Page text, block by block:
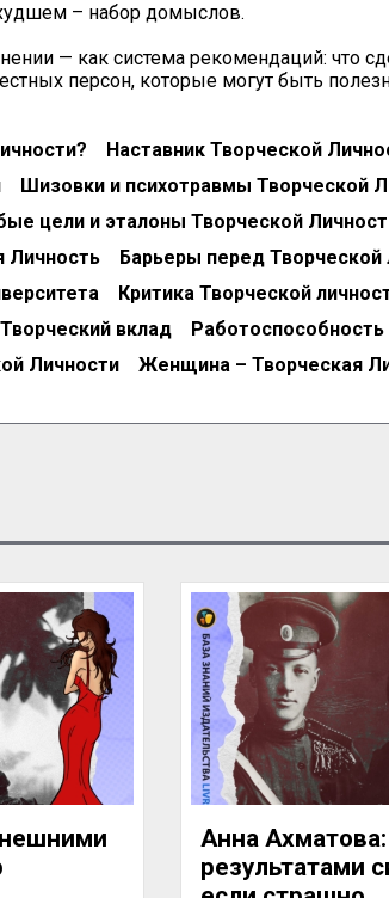
– набор домыслов.
— как система рекомендаций: что
персон, которые могут быть
Наставник Творческой
Шизовки и психотравмы Творческой
цели и эталоны Творческой
Личность
Барьеры перед Творческой
Критика Творческой
Творческий вклад
Личности Женщина – Творческая
Анна
результатами